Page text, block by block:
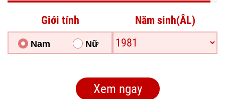
Giới tính
Nam Nữ
Năm sinh(ÂL)